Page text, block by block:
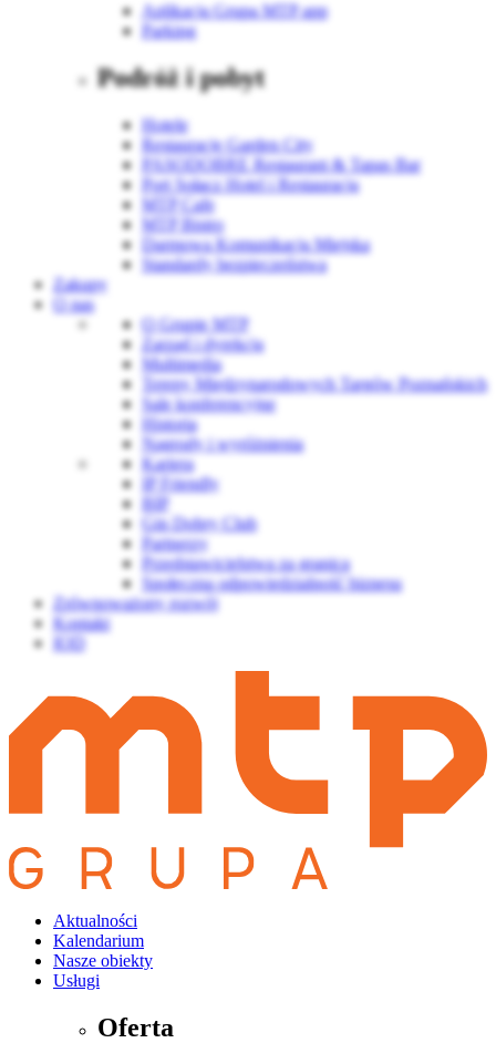
Aplikacja Grupa MTP app
Parking
Podróż i pobyt
Hotele
Restauracje Garden City
PASODOBRE Restaurant & Tapas Bar
Port Sołacz Hotel i Restauracja
MTP Cafe
MTP Bistro
Darmowa Komunikacja Miejska
Standardy bezpieczeństwa
Zakupy
O nas
O Grupie MTP
Zarząd i dyrekcja
Multimedia
Tereny Międzynarodowych Targów Poznańskich
Sale konferencyjne
Historia
Nagrody i wyróżnienia
Kariera
IP Friendly
BIP
Gin Dobry Club
Partnerzy
Przedstawicielstwa za granicą
Społeczna odpowiedzialność biznesu
Zrównoważony rozwój
Kontakt
IOD
Aktualności
Kalendarium
Nasze obiekty
Usługi
Oferta